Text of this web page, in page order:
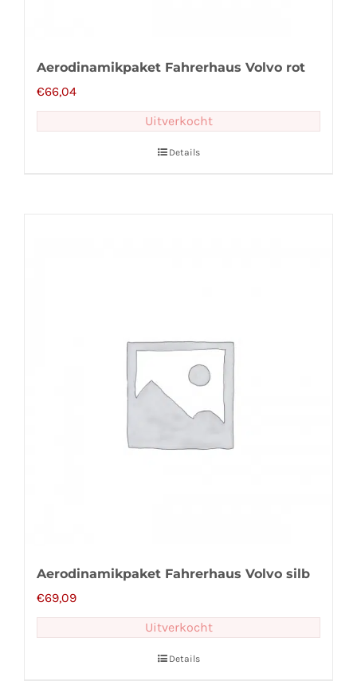
Aerodinamikpaket Fahrerhaus Volvo rot
€66,04
Uitverkocht
Details
Aerodinamikpaket Fahrerhaus Volvo silb
€69,09
Uitverkocht
Details